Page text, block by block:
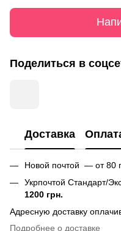
Поделиться в
Доставка
Новой почтой — от 80
Укрпочтой Стандарт/
1200 грн.
Адресную доставку
Подробнее о доставке